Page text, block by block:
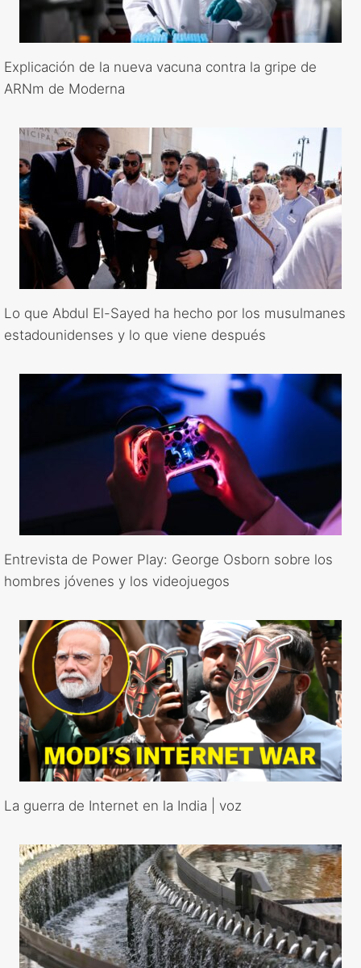
Explicación de la nueva vacuna contra la gripe de
ARNm de Moderna
Lo que Abdul El-Sayed ha hecho por los musulmanes
estadounidenses y lo que viene después
Entrevista de Power Play: George Osborn sobre los
hombres jóvenes y los videojuegos
La guerra de Internet en la India | voz